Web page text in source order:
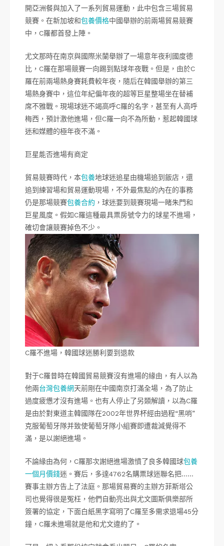
開亞洲餐與加入了一系列貿易運動，此中包含三場貿易
競賽。在新加坡和包養價格中國舉辦的前兩場貿易競賽
中，C羅都首發上陣。
尤文那時在南京與國際米蘭舉辦了一場意年夜利國度德
比，C羅在那場競賽一向踢到點球年夜戰。但是，由於C
羅在前兩場熱身賽耗費較年夜，隨后在韓國舉辦的第三
場熱身賽中，這位年紀偏年夜的超等巨星整場坐在替補
席不雅戰。現場球迷不竭高呼C羅的名字，甚至有人高呼
梅西，預計激他進場，但C羅一向不為所動，惹起韓國球
迷和媒體的極年夜不滿。
巨星能否進場有商定
貿易競賽時代，本包養地球迷追星由機場追到飯店，還
追到練習場和貿易運動現場，不外最焦點的內在的事務
仍是那場競賽包養合約 ，球迷要到競賽現場一睹朱門和
巨星風度。假如C羅這種最具票房號令力的球星不進場，
確切會讓競賽掉色不少。
C羅不進場，韓國球迷勝利要到退款
對于C羅昔時在韓國貿易競賽沒有進場的緣由，有人以為
他兩台灣包養網天前剛在中國南京打滿全場，為了防止
過度疲憊才沒有進場。也有人停止了另類解讀，以為C羅
是由於對東道主韓國隊在2002年世界杯經由過程“黑哨”
克服葡萄牙隊并致使葡萄牙隊小組賽即遭裁減覺得不
滿，是以謝絕進場。
不論緣由為何，C羅那次謝絕進場激憤了良多韓國球包養
一個月價錢迷。賽后，多達4762名購票球迷聯名把……
賽事主辦方告上了法庭。那場貿易賽的主辦方菲斯塔公
司也覺得很是冤枉，他們自動亮出與尤文圖斯俱樂部所
簽署的協定，下面白紙黑字寫明了C羅至多需求退場45分
鐘，C羅未進場就是他和尤文違約了。